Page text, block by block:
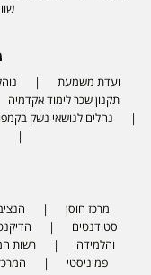
ועדת משמעת
תקנון שכר לימוד אקדמיה
נהלים לנושאי נשק
מרכז חוסן
סטודנטים
והלמידה
רשות
פמיניסטי